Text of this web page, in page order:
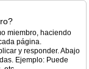
miembro, haciendo
página.
y responder. Abajo
Ejemplo: Puede